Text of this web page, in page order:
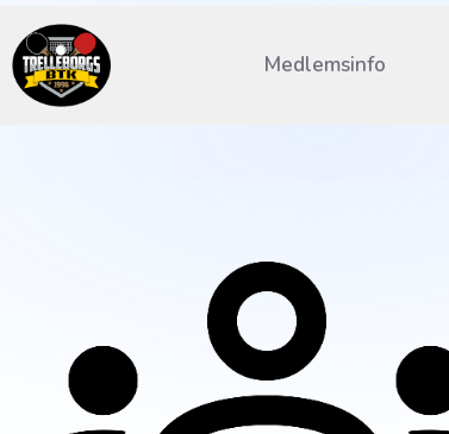
Medlemsinfo